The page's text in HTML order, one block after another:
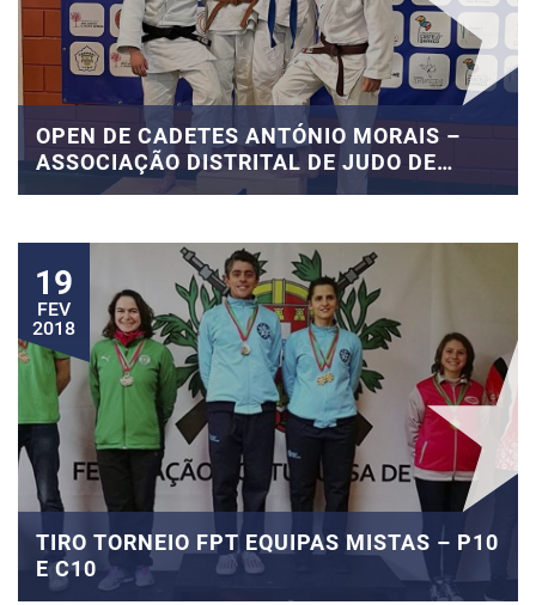
OPEN DE CADETES ANTÓNIO MORAIS –
ASSOCIAÇÃO DISTRITAL DE JUDO DE
CASTELO BRANCO ALCAINS
19
FEV
2018
TIRO TORNEIO FPT EQUIPAS MISTAS – P10
E C10